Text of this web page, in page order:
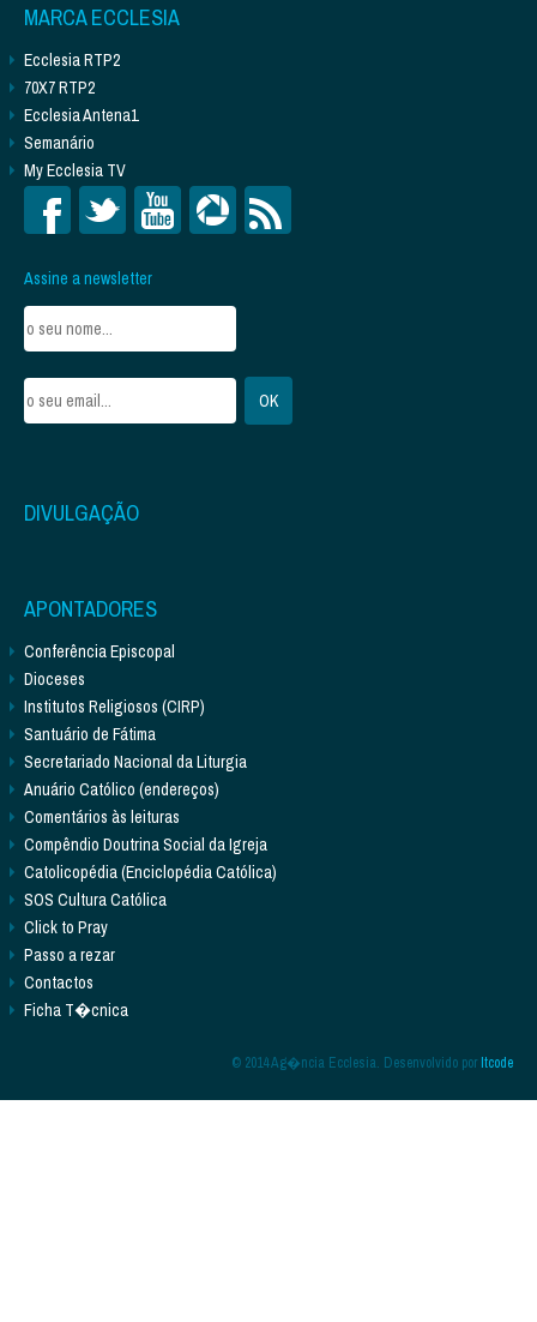
MARCA ECCLESIA
Ecclesia RTP2
70X7 RTP2
Ecclesia Antena1
Semanário
My Ecclesia TV
Assine a newsletter
DIVULGAÇÃO
APONTADORES
Conferência Episcopal
Dioceses
Institutos Religiosos (CIRP)
Santuário de Fátima
Secretariado Nacional da Liturgia
Anuário Católico (endereços)
Comentários às leituras
Compêndio Doutrina Social da Igreja
Catolicopédia (Enciclopédia Católica)
SOS Cultura Católica
Click to Pray
Passo a rezar
Contactos
Ficha T�cnica
© 2014 Ag�ncia Ecclesia. Desenvolvido porItcode